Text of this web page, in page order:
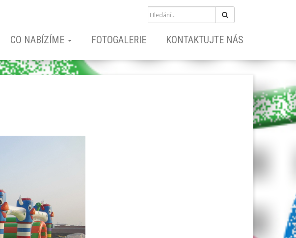
CO NABÍZÍME FOTOGALERIE KONTAKTUJTE NÁS